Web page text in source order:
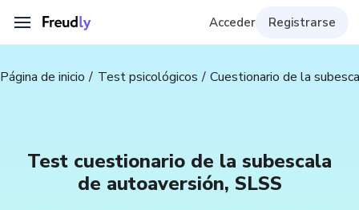
Acceder Registrarse
Página de inicio Test psicológicos Cuestionario de la
Test cuestionario de la subescala
de autoaversión, SLSS